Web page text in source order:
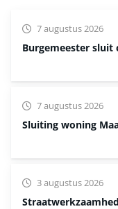
Burgemeester sluit
7 augustus 2026
Sluiting woning
7 augustus 2026
3 augustus 2026